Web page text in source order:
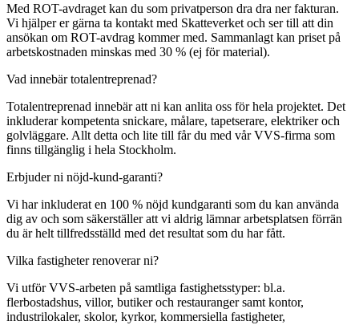
Med ROT-avdraget kan du som privatperson dra dra ner fakturan.
Vi hjälper er gärna ta kontakt med Skatteverket och ser till att din
ansökan om ROT-avdrag kommer med. Sammanlagt kan priset på
arbetskostnaden minskas med 30 % (ej för material).
Vad innebär totalentreprenad?
Totalentreprenad innebär att ni kan anlita oss för hela projektet. Det
inkluderar kompetenta snickare, målare, tapetserare, elektriker och
golvläggare. Allt detta och lite till får du med vår VVS-firma som
finns tillgänglig i hela Stockholm.
Erbjuder ni nöjd-kund-garanti?
Vi har inkluderat en 100 % nöjd kundgaranti som du kan använda
dig av och som säkerställer att vi aldrig lämnar arbetsplatsen förrän
du är helt tillfredsställd med det resultat som du har fått.
Vilka fastigheter renoverar ni?
Vi utför VVS-arbeten på samtliga fastighetsstyper: bl.a.
flerbostadshus, villor, butiker och restauranger samt kontor,
industrilokaler, skolor, kyrkor, kommersiella fastigheter,